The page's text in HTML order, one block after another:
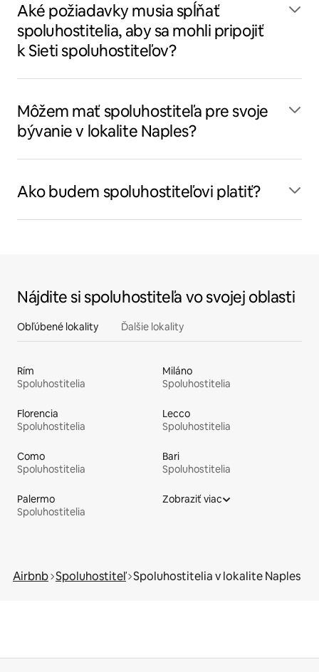
Aké požiadavky musia spĺňať
spoluhostitelia, aby sa mohli pripojiť
k Sieti spoluhostiteľov?
Môžem mať spoluhostiteľa pre svoje
bývanie v lokalite Naples?
Ako budem spoluhostiteľovi platiť?
Nájdite si spoluhostiteľa vo svojej oblasti
Obľúbené lokality Ďalšie lokality
Rím
Spoluhostitelia
Miláno
Spoluhostitelia
Florencia
Spoluhostitelia
Lecco
Spoluhostitelia
Como
Spoluhostitelia
Bari
Spoluhostitelia
Palermo
Spoluhostitelia
Zobraziť viac
Airbnb Spoluhostiteľ Spoluhostitelia v lokalite Naples